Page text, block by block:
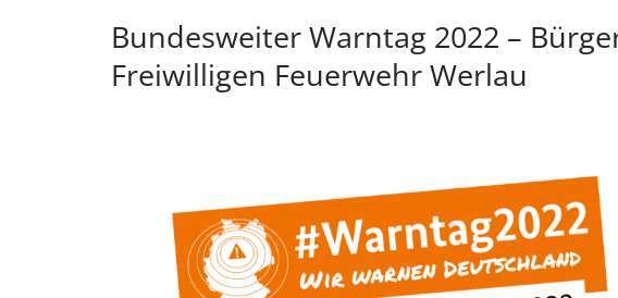
Bundesweiter Warntag 2022 –
Freiwilligen Feuerwehr Werlau